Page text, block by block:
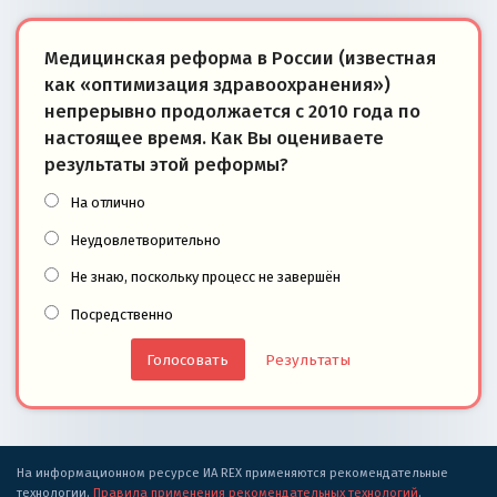
Медицинская реформа в России (известная
как «оптимизация здравоохранения»)
непрерывно продолжается с 2010 года по
настоящее время. Как Вы оцениваете
результаты этой реформы?
На отлично
Неудовлетворительно
Не знаю, поскольку процесс не завершён
Посредственно
Результаты
На информационном ресурсе ИА REX применяются рекомендательные
технологии. Правила применения рекомендательных технологий.